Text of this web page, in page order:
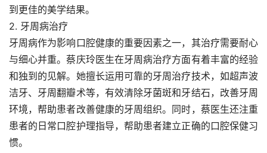
到更佳的美学结果。
2. 牙周病治疗
牙周病作为影响口腔健康的重要因素之一，其治疗需要耐心
与细心并重。蔡庆玲医生在牙周病治疗方面有着丰富的经验
和独到的见解。她擅长运用可靠的牙周治疗技术，如超声波
洁牙、牙周翻瓣术等，有效清除牙菌斑和牙结石，改善牙周
环境，帮助患者改善健康的牙周组织。同时，蔡医生还注重
患者的日常口腔护理指导，帮助患者建立正确的口腔保健习
惯。